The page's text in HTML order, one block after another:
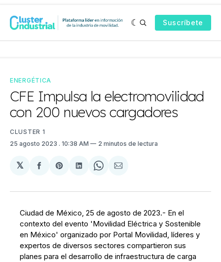
Suscríbete
ENERGÉTICA
CFE Impulsa la electromovilidad
con 200 nuevos cargadores
CLUSTER 1
25 agosto 2023 . 10:38 AM 2 minutos de lectura
𝕏
Compartir
Facebook
Share
Pinterest
Compartir
LinkedIn
Share
WhatsApp
Compartir
Email
Ciudad de México, 25 de agosto de 2023.- En el
contexto del evento 'Movilidad Eléctrica y Sostenible
en México' organizado por Portal Movilidad, líderes y
expertos de diversos sectores compartieron sus
planes para el desarrollo de infraestructura de carga